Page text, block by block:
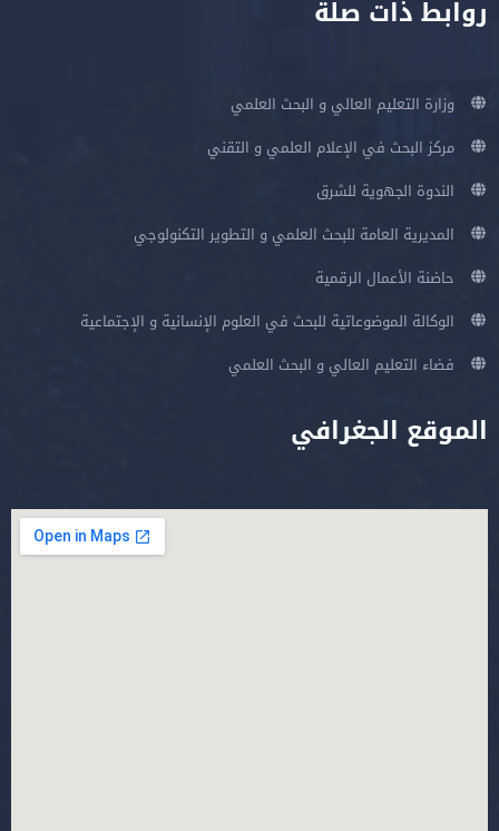
روابط ذات صلة
وزارة التعليم العالي و البحث العلمي
مركز البحث في الإعلام العلمي و التقني
الندوة الجهوية للشرق
المديرية العامة للبحث العلمي و التطوير التكنولوجي
حاضنة الأعمال الرقمية
الوكالة الموضوعاتية للبحث في العلوم الإنسانية و الإجتماعية
فضاء التعليم العالي و البحث العلمي
الموقع الجغرافي